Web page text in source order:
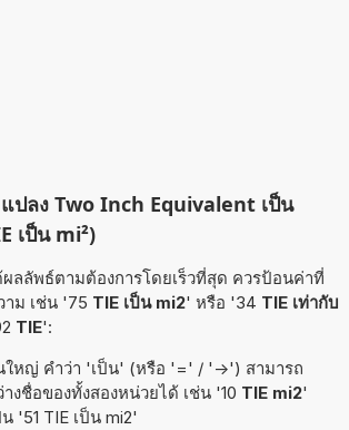
แปลง Two Inch Equivalent เป็น
เป็น mi²)
ลลัพธ์ตามต้องการโดยเร็วที่สุด ควรป้อนค่าที่
าม เช่น '75 TIE เป็น mi2' หรือ '34 TIE เท่ากับ
TIE':
หญ่ คำว่า 'เป็น' (หรือ '=' / '->') สามารถ
างชื่อของทั้งสองหน่วยได้ เช่น '10 TIE mi2'
'51 TIE เป็น mi2'